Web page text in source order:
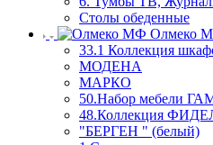
Столы обеденные
Олмеко
33.1 Коллекция
МОДЕНА
МАРКО
50.Набор мебели
48.Коллекция
"БЕРГЕН " (белый)